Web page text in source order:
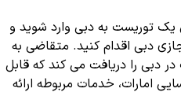
یک توریست به دبی وارد شوید و
دبی اقدام کنید. متقاضی به
دبی را دریافت می کند که قابل
امارات، خدمات مربوطه ارائه